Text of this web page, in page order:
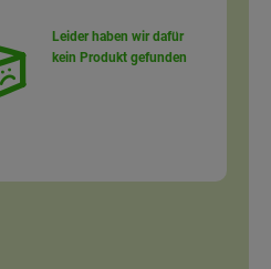
Leider haben wir dafür
kein Produkt gefunden